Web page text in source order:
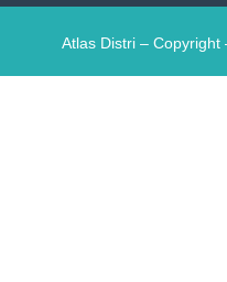
Atlas Distri –